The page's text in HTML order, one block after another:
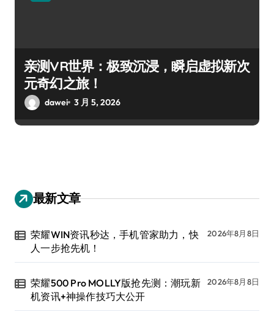
亲测VR世界：极致沉浸，瞬启虚拟新次
元奇幻之旅！
dawei 3 月 5, 2026
最新文章
荣耀WIN资讯秒达，手机管家助力，快
人一步抢先机！
2026年8月8日
荣耀500 Pro MOLLY版抢先测：潮玩新
机资讯+神操作技巧大公开
2026年8月8日